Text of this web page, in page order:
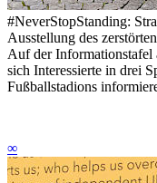
#NeverStopStanding:
Ausstellung des
Auf der Informationstafel
sich Interessierte in drei
Fußballstadions
∞